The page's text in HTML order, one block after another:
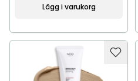
Lägg i varukorg